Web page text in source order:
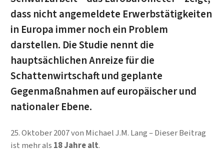
dass nicht angemeldete Erwerbstätigkeiten
in Europa immer noch ein Problem
darstellen. Die Studie nennt die
hauptsächlichen Anreize für die
Schattenwirtschaft und geplante
Gegenmaßnahmen auf europäischer und
nationaler Ebene.
25. Oktober 2007von Michael J.M. Lang
Dieser Beitrag
ist mehr als 18 Jahre alt.